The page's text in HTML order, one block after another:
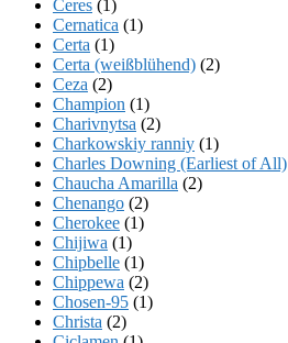
Ceres (1)
Cernatica (1)
Certa (1)
Certa (weißblühend) (2)
Ceza (2)
Champion (1)
Charivnytsa (2)
Charkowskiy ranniy (1)
Charles Downing (Earliest of All)
Chaucha Amarilla (2)
Chenango (2)
Cherokee (1)
Chijiwa (1)
Chipbelle (1)
Chippewa (2)
Chosen-95 (1)
Christa (2)